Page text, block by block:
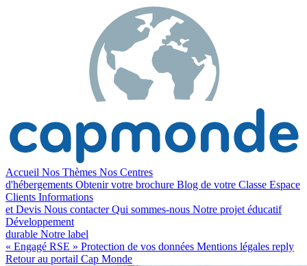
Accueil Nos Thèmes Nos Centres
d'hébergements Obtenir votre brochure Blog de votre Classe Espace
Clients Informations
et Devis Nous contacter Qui sommes-nous Notre projet éducatif
Développement
durable Notre label
« Engagé RSE » Protection de vos données Mentions légales reply
Retour au portail Cap Monde